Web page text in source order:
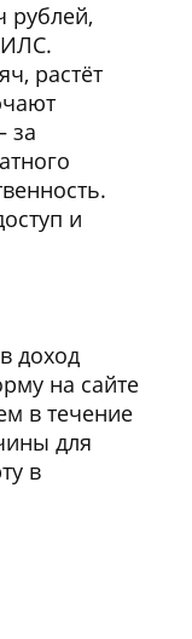
растёт
за
и
доход
на сайте
в течение
для
в